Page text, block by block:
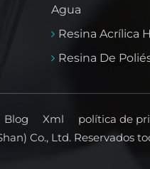
Agua
Resina Acrílica
Resina De
Blog Xml
política de
Co., Ltd. Reservados